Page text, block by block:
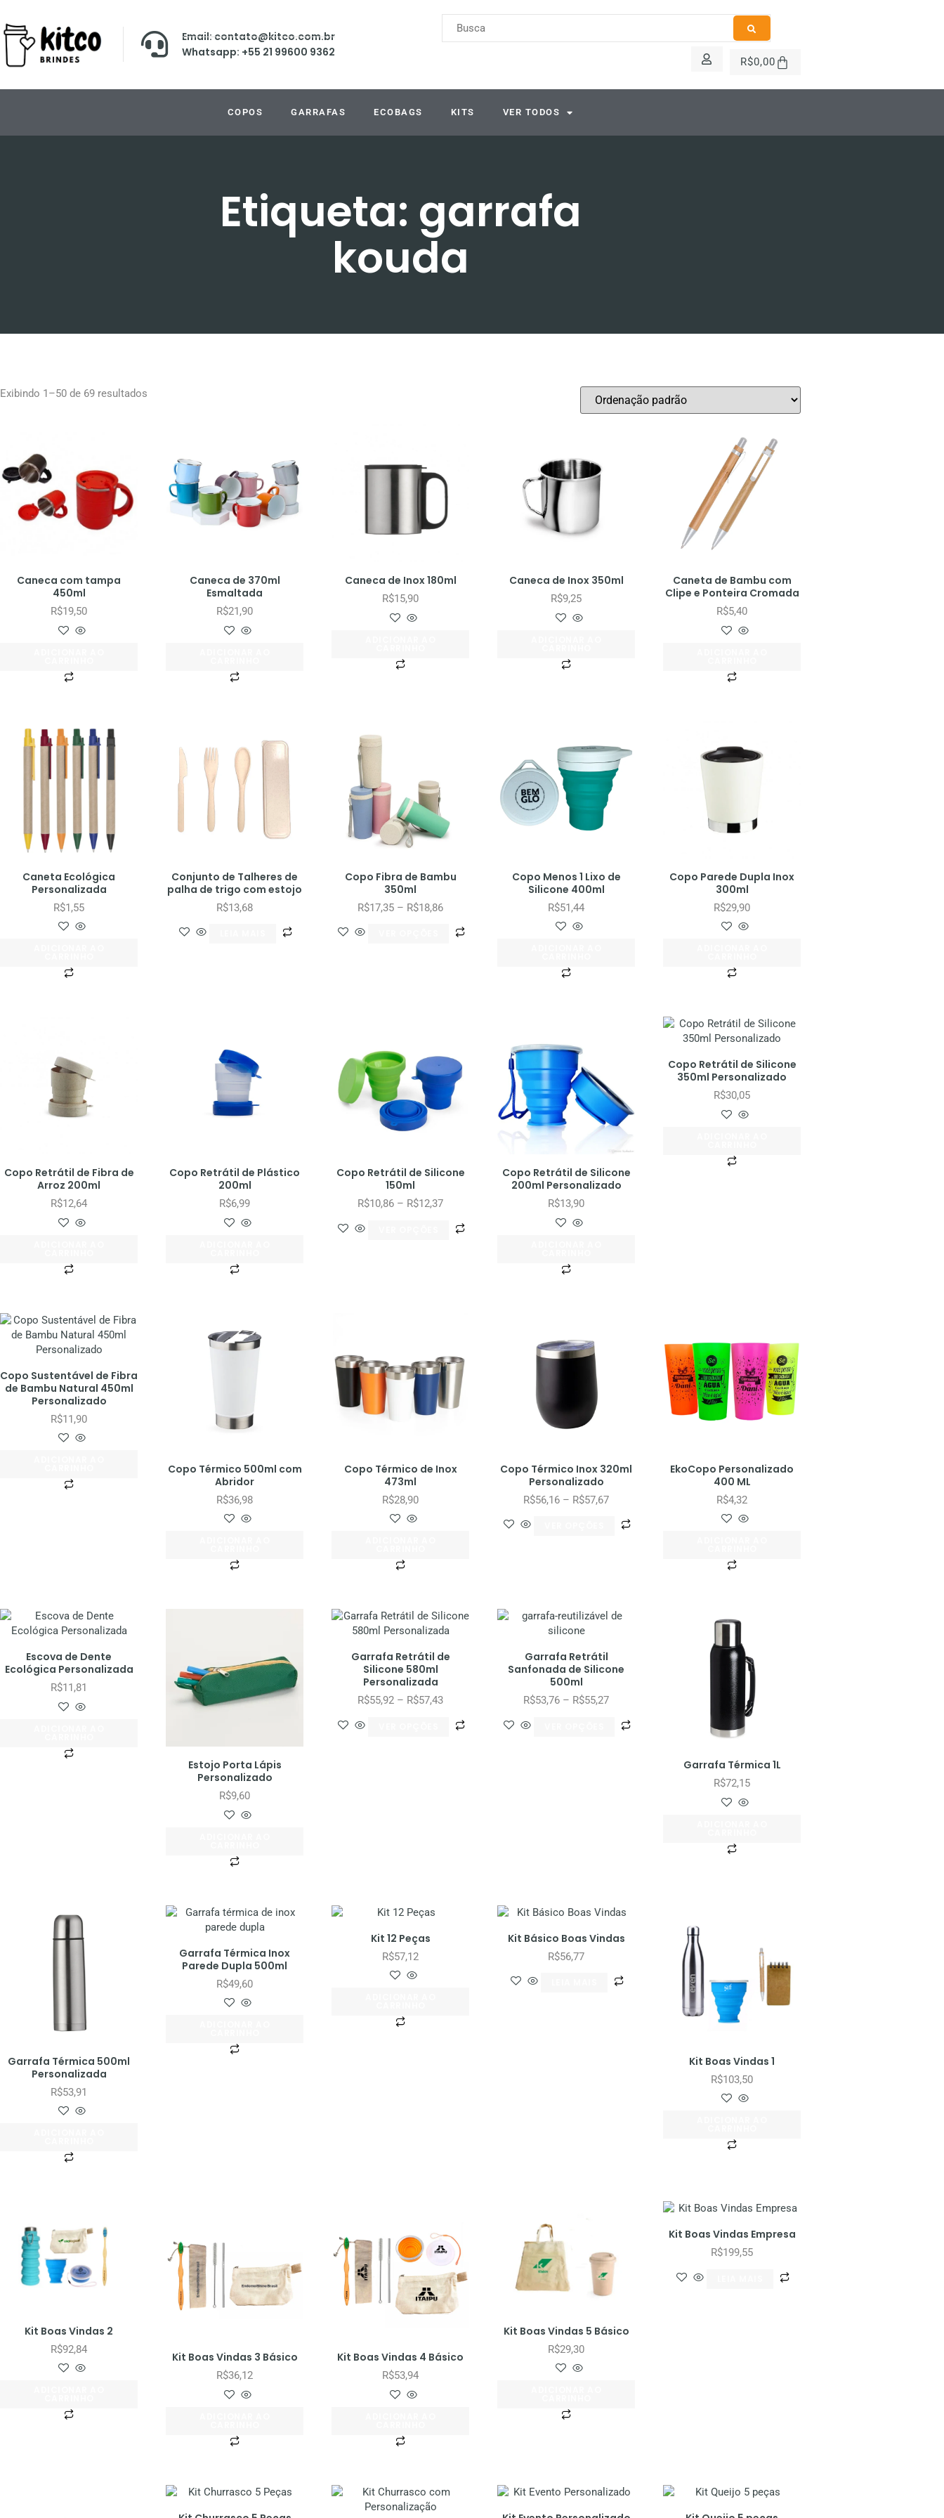
Email: contato@kitco.com.br
Whatsapp: +55 21 99600 9362
R$0,00
COPOS GARRAFAS ECOBAGS KITS VER TODOS
Etiqueta: garrafa
kouda
Exibindo 1–50 de 69 resultados
Caneca com tampa
450ml
R$19,50
Caneca de 370ml
Esmaltada
R$21,90
Caneca de Inox 180ml
R$15,90
Caneca de Inox 350ml
R$9,25
Caneta de Bambu com
Clipe e Ponteira Cromada
R$5,40
Caneta Ecológica
Personalizada
R$1,55
Conjunto de Talheres de
palha de trigo com estojo
R$13,68
Copo Fibra de Bambu
350ml
R$17,35 – R$18,86
Copo Menos 1 Lixo de
Silicone 400ml
R$51,44
Copo Parede Dupla Inox
300ml
R$29,90
Copo Retrátil de Fibra de
Arroz 200ml
R$12,64
Copo Retrátil de Plástico
200ml
R$6,99
Copo Retrátil de Silicone
150ml
R$10,86 – R$12,37
Copo Retrátil de Silicone
200ml Personalizado
R$13,90
Copo Retrátil de Silicone
350ml Personalizado
R$30,05
Copo Sustentável de Fibra
de Bambu Natural 450ml
Personalizado
R$11,90
Copo Térmico 500ml com
Abridor
R$36,98
Copo Térmico de Inox
473ml
R$28,90
Copo Térmico Inox 320ml
Personalizado
R$56,16 – R$57,67
EkoCopo Personalizado
400 ML
R$4,32
Escova de Dente
Ecológica Personalizada
R$11,81
Estojo Porta Lápis
Personalizado
R$9,60
Garrafa Retrátil de
Silicone 580ml
Personalizada
R$55,92 – R$57,43
Garrafa Retrátil
Sanfonada de Silicone
500ml
R$53,76 – R$55,27
Garrafa Térmica 1L
R$72,15
Garrafa Térmica 500ml
Personalizada
R$53,91
Garrafa Térmica Inox
Parede Dupla 500ml
R$49,60
Kit 12 Peças
R$57,12
Kit Básico Boas Vindas
R$56,77
Kit Boas Vindas 1
R$103,50
Kit Boas Vindas 2
R$92,84
Kit Boas Vindas 3 Básico
R$36,12
Kit Boas Vindas 4 Básico
R$53,94
Kit Boas Vindas 5 Básico
R$29,30
Kit Boas Vindas Empresa
R$199,55